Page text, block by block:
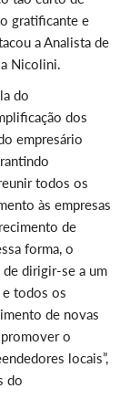
gratificante e
a Analista de
Nicolini.
do
dos
empresário
todos os
às empresas
de
forma, o
dirigir-se a um
e todos os
de novas
o
locais”,
do